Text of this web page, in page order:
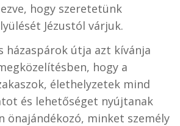
hogy szeretetünk
Jézustól várjuk.
házaspárok útja azt kívánja
hogy a
élethelyzetek mind
és lehetőséget nyújtanak
önajándékozó, minket személy